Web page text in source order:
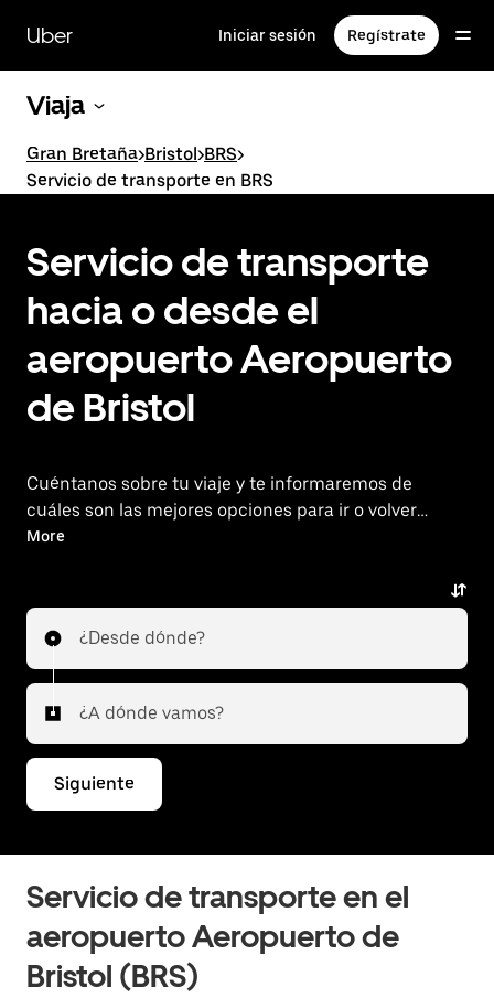
contenido
principal
Uber Iniciar sesión Regístrate
Viaja
Gran Bretaña>Bristol>BRS>
Servicio de transporte en BRS
Servicio de transporte
hacia o desde el
aeropuerto Aeropuerto
de Bristol
Cuéntanos sobre tu viaje y te informaremos de
cuáles son las mejores opciones para ir o volver
del aeropuerto.
More
¿Desde dónde?
¿A dónde vamos?
Siguiente
Servicio de transporte en el
aeropuerto Aeropuerto de
Bristol (BRS)